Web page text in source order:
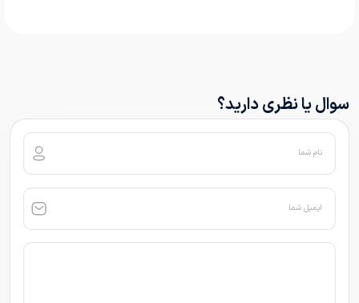
سوال یا نظری دارید؟
نام شما
ایمیل شما